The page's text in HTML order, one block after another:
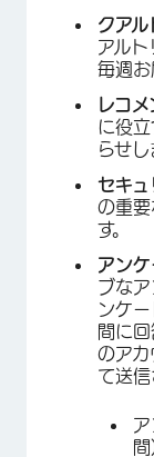
クアル
アル
毎週お
レコ
に役
らせし
セキュ
の重要
す。
アンケ
ブな
ンケ
間に
のアカ
て送信
間